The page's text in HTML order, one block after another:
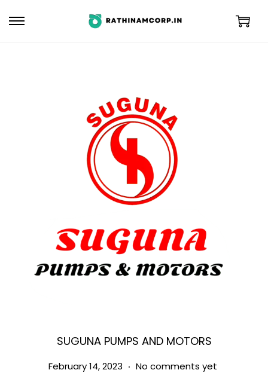
SUGUNA PUMPS AND MOTORS
Posted on
February 14, 2023 M. No comments yet